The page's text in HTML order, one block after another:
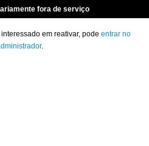
fora de serviço
em reativar, pode entrar no
.